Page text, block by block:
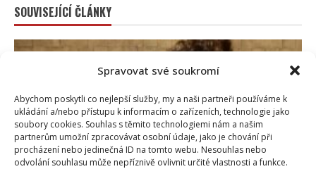
Spravovat své soukromí
Abychom poskytli co nejlepší služby, my a naši partneři používáme k
ukládání a/nebo přístupu k informacím o zařízeních, technologie jako
soubory cookies. Souhlas s těmito technologiemi nám a našim
partnerům umožní zpracovávat osobní údaje, jako je chování při
procházení nebo jedinečná ID na tomto webu. Nesouhlas nebo
odvolání souhlasu může nepříznivě ovlivnit určité vlastnosti a funkce.
SOUVISEJÍCÍ ČLÁNKY